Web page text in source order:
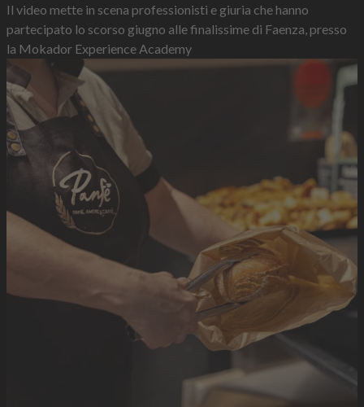
Il video mette in scena professionisti e giuria che hanno
partecipato lo scorso giugno alle finalissime di Faenza, presso
la Mokador Experience Academy